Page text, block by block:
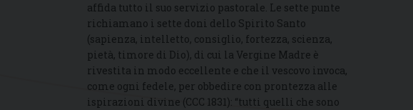
affida tutto il suo servizio pastorale. Le sette punte
richiamano i sette doni dello Spirito Santo
(sapienza, intelletto, consiglio, fortezza, scienza,
pietà, timore di Dio), di cui la Vergine Madre è
rivestita in modo eccellente e che il vescovo invoca,
come ogni fedele, per obbedire con prontezza alle
ispirazioni divine (CCC 1831): “tutti quelli che sono